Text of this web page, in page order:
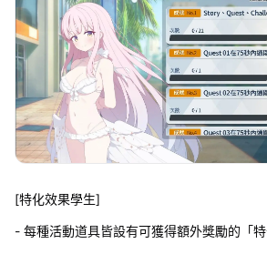
[特化效果學生]
- 每種活動道具皆設有可獲得額外獎勵的「特